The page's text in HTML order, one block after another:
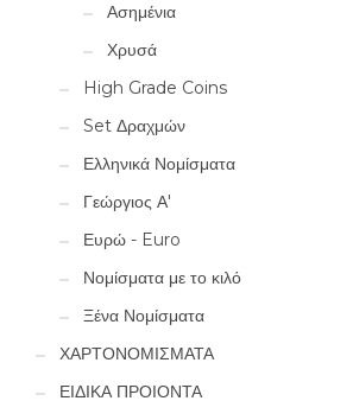
Ασημένια
Χρυσά
High Grade Coins
Set Δραχμών
Ελληνικά Νομίσματα
Γεώργιος Α'
Ευρώ - Euro
Νομίσματα με το κιλό
Ξένα Νομίσματα
ΧΑΡΤΟΝΟΜΙΣΜΑΤΑ
ΕΙΔΙΚΑ ΠΡΟΙΟΝΤΑ